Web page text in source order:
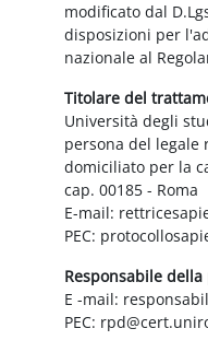
modificato dal
disposizioni per
nazionale al
Titolare del
Università degli
persona del
domiciliato per la
cap. 00185 - Roma
E-mail:
PEC:
Responsabile
E -mail:
PEC: